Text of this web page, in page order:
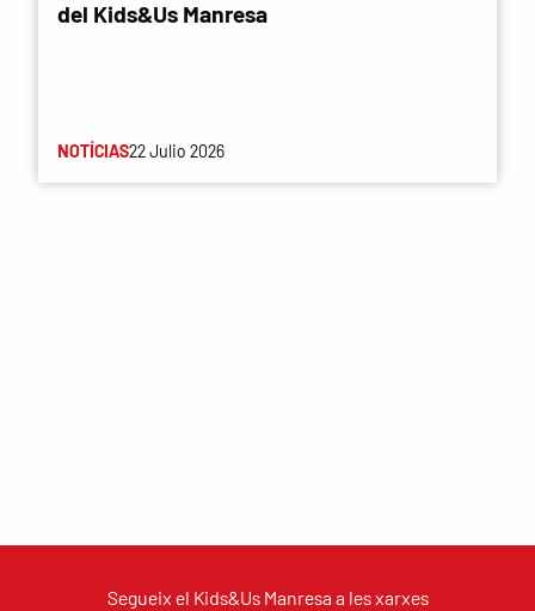
del Kids&Us Manresa
NOTÍCIAS22 Julio 2026
Segueix el Kids&Us Manresa a les xarxes